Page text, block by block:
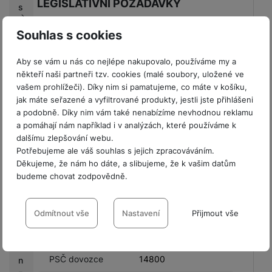
Souhlas s cookies
Aby se vám u nás co nejlépe nakupovalo, používáme my a
někteří naši partneři tzv. cookies (malé soubory, uložené ve
vašem prohlížeči). Díky nim si pamatujeme, co máte v košíku,
jak máte seřazené a vyfiltrované produkty, jestli jste přihlášeni
a podobně. Díky nim vám také nenabízíme nevhodnou reklamu
a pomáhají nám například i v analýzách, které používáme k
dalšímu zlepšování webu.
Potřebujeme ale váš souhlas s jejich zpracováváním.
Děkujeme, že nám ho dáte, a slibujeme, že k vašim datům
budeme chovat zodpovědně.
Nastavení souhlasů s kategoriemi
cookies
VŽDY AKTIVNÍ
Odmítnout vše Nastavení Přijmout vše
s
C
s
h
b
a
c
k
G
a
l
n
LEGISLATIVNÍ POŽADAVKY
Ulice výrobce
Městská oblast
výrobce
Praha
Země výrobce Česká Republika
PSČ výrobce 14800
Název dovozce Samsung
Ulice dovozce
Městská oblast
výrobce
PSČ dovozce 14800